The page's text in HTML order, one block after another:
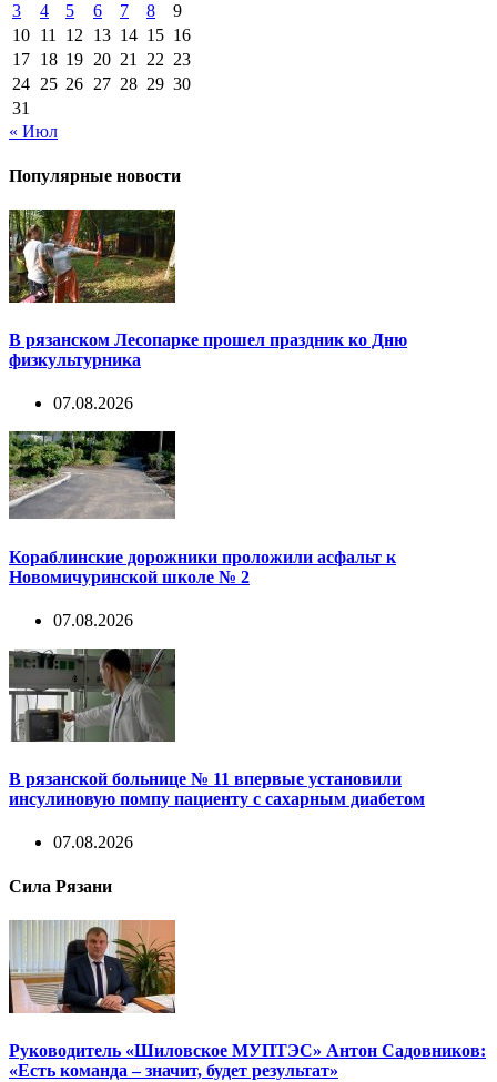
3 4 5 6 7 8
9
10 11 12 13 14 15 16
17 18 19 20 21 22 23
24 25 26 27 28 29 30
31
« Июл
Популярные новости
В рязанском Лесопарке прошел праздник ко Дню
физкультурника
07.08.2026
Кораблинские дорожники проложили асфальт к
Новомичуринской школе № 2
07.08.2026
В рязанской больнице № 11 впервые установили
инсулиновую помпу пациенту с сахарным диабетом
07.08.2026
Сила Рязани
Руководитель «Шиловское МУПТЭС» Антон Садовников:
«Есть команда – значит, будет результат»